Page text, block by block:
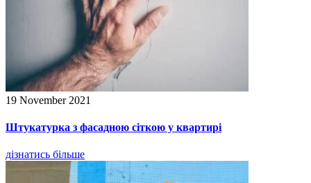
19 November 2021
Штукатурка з фасадною сіткою у квартирі
дізнатись більше